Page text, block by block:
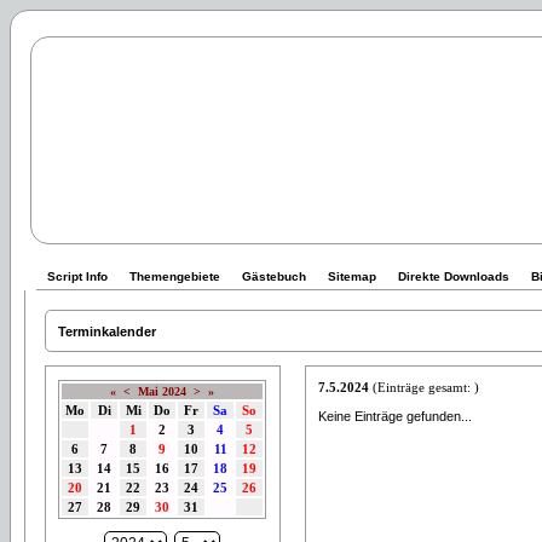
Script Info Themengebiete Gästebuch Sitemap Direkte Downloads
Terminkalender
« < Mai 2024 > »
Mo Di Mi Do Fr Sa
So
1
2 3 4
5
6
7 8 9 10 11
12
13
14 15 16 17 18
19
20
21 22 23 24 25
26
27
28 29 30 31
7.5.2024 (Einträge gesamt: )
Keine Einträge gefunden...